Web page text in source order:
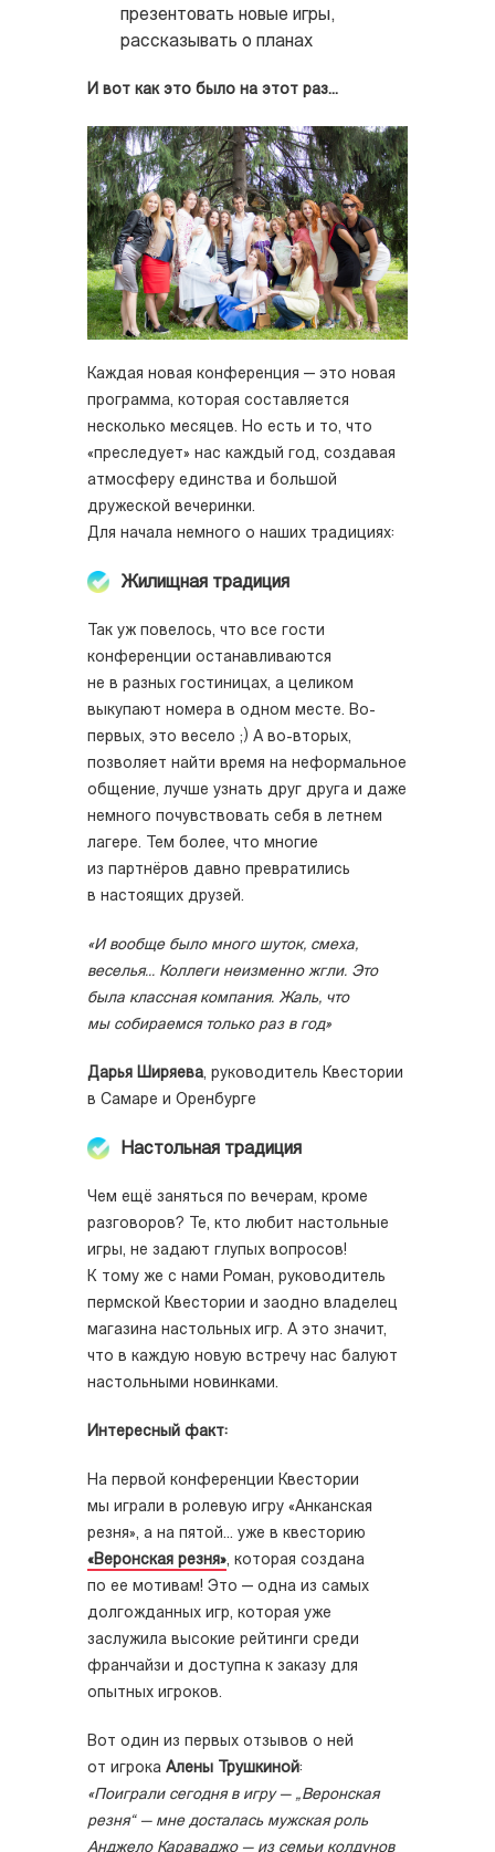
презентовать новые игры,
рассказывать о планах
И вот как это было на этот раз...
Каждая новая конференция — это новая
программа, которая составляется
несколько месяцев. Но есть и то, что
«преследует» нас каждый год, создавая
атмосферу единства и большой
дружеской вечеринки.
Для начала немного о наших традициях:
Жилищная традиция
Так уж повелось, что все гости
конференции останавливаются
не в разных гостиницах, а целиком
выкупают номера в одном месте. Во-
первых, это весело ;) А во-вторых,
позволяет найти время на неформальное
общение, лучше узнать друг друга и даже
немного почувствовать себя в летнем
лагере. Тем более, что многие
из партнёров давно превратились
в настоящих друзей.
«И вообще было много шуток, смеха,
веселья... Коллеги неизменно жгли. Это
была классная компания. Жаль, что
мы собираемся только раз в год»
Дарья Ширяева, руководитель Квестории
в Самаре и Оренбурге
Настольная традиция
Чем ещё заняться по вечерам, кроме
разговоров? Те, кто любит настольные
игры, не задают глупых вопросов!
К тому же с нами Роман, руководитель
пермской Квестории и заодно владелец
магазина настольных игр. А это значит,
что в каждую новую встречу нас балуют
настольными новинками.
Интересный факт:
На первой конференции Квестории
мы играли в ролевую игру «Анканская
резня», а на пятой... уже в квесторию
«Веронская резня», которая создана
по ее мотивам! Это — одна из самых
долгожданных игр, которая уже
заслужила высокие рейтинги среди
франчайзи и доступна к заказу для
опытных игроков.
Вот один из первых отзывов о ней
от игрока Алены Трушкиной:
«Поиграли сегодня в игру — „Веронская
резня“ — мне досталась мужская роль
Анджело Караваджо — из семьи колдунов